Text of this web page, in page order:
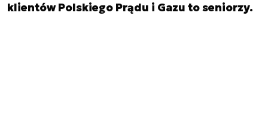
klientów Polskiego Prądu i Gazu to seniorzy.